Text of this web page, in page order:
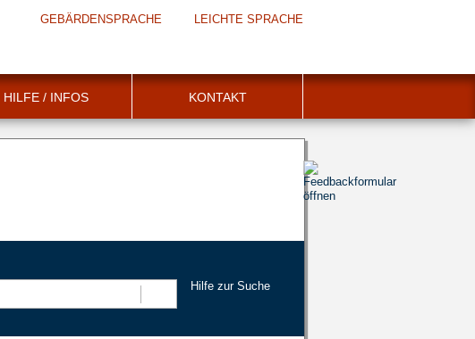
GEBÄRDENSPRACHE LEICHTE SPRACHE
HILFE / INFOS KONTAKT
Hilfe zur Suche